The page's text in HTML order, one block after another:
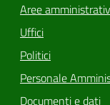
Aree
Uffici
Politici
Personale
Documenti e dati